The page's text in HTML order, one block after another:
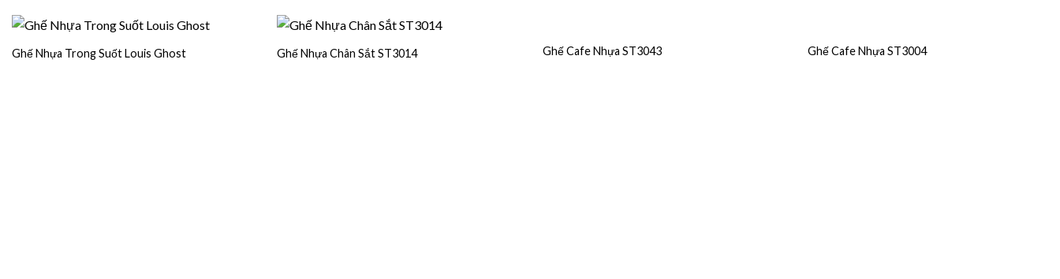
Ghế Nhựa Trong Suốt Louis Ghost Ghế Nhựa Chân Sắt ST3014 Ghế Cafe Nhựa ST3043 Ghế Cafe Nhựa ST3004